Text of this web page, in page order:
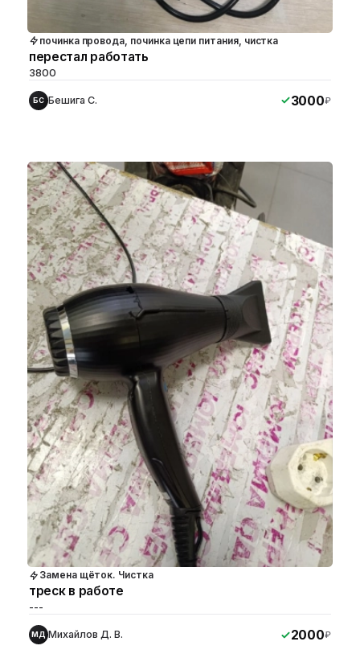
починка провода, починка цепи питания, чистка
перестал работать
3800
БС Бешига С. 3000₽
Замена щёток. Чистка
треск в работе
---
МД Михайлов Д. В. 2000₽